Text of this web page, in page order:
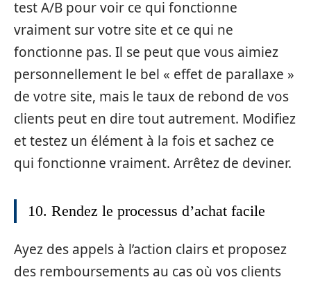
test A/B pour voir ce qui fonctionne
vraiment sur votre site et ce qui ne
fonctionne pas. Il se peut que vous aimiez
personnellement le bel « effet de parallaxe »
de votre site, mais le taux de rebond de vos
clients peut en dire tout autrement. Modifiez
et testez un élément à la fois et sachez ce
qui fonctionne vraiment. Arrêtez de deviner.
10. Rendez le processus d’achat facile
Ayez des appels à l’action clairs et proposez
des remboursements au cas où vos clients